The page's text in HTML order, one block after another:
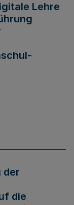
Lehre
der
die